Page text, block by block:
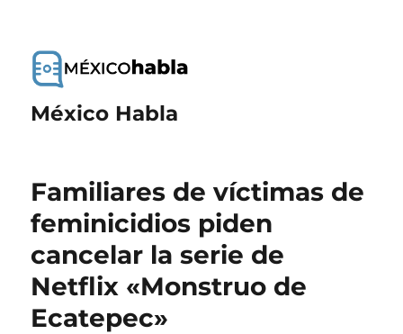
México Habla
Familiares de víctimas de
feminicidios piden
cancelar la serie de
Netflix «Monstruo de
Ecatepec»